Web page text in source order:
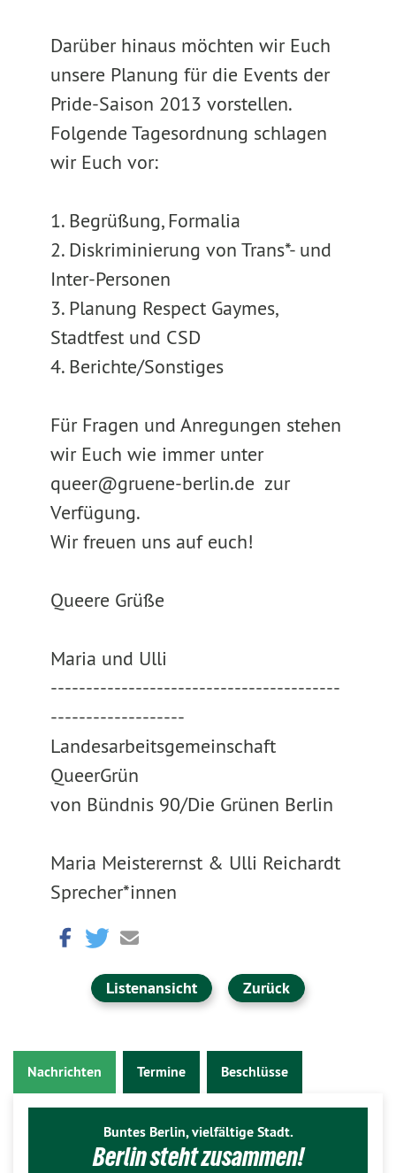
Darüber hinaus möchten wir Euch
unsere Planung für die Events der
Pride-Saison 2013 vorstellen.
Folgende Tagesordnung schlagen
wir Euch vor:
1. Begrüßung, Formalia
2. Diskriminierung von Trans*- und
Inter-Personen
3. Planung Respect Gaymes,
Stadtfest und CSD
4. Berichte/Sonstiges
Für Fragen und Anregungen stehen
wir Euch wie immer unter
queer@gruene-berlin.de zur
Verfügung.
Wir freuen uns auf euch!
Queere Grüße
Maria und Ulli
-----------------------------------------
-------------------
Landesarbeitsgemeinschaft
QueerGrün
von Bündnis 90/Die Grünen Berlin
Maria Meisterernst & Ulli Reichardt
Sprecher*innen
Listenansicht Zurück
Nachrichten Termine Beschlüsse
Buntes Berlin, vielfältige Stadt.
Berlin steht zusammen!